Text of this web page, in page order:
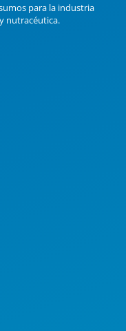
para la industria
nutracéutica.